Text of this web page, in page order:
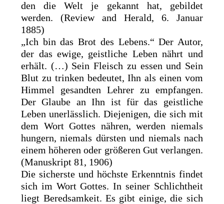
den die Welt je gekannt hat, gebildet
werden. (Review and Herald, 6. Januar
1885)
„Ich bin das Brot des Lebens.“ Der Autor,
der das ewige, geistliche Leben nährt und
erhält. (…) Sein Fleisch zu essen und Sein
Blut zu trinken bedeutet, Ihn als einen vom
Himmel gesandten Lehrer zu empfangen.
Der Glaube an Ihn ist für das geistliche
Leben unerlässlich. Diejenigen, die sich mit
dem Wort Gottes nähren, werden niemals
hungern, niemals dürsten und niemals nach
einem höheren oder größeren Gut verlangen.
(Manuskript 81, 1906)
Die sicherste und höchste Erkenntnis findet
sich im Wort Gottes. In seiner Schlichtheit
liegt Beredsamkeit. Es gibt einige, die sich